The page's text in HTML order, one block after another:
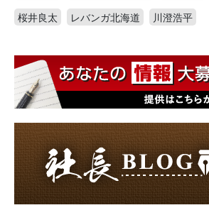
桜井良太
レバンガ北海道 川澄浩平